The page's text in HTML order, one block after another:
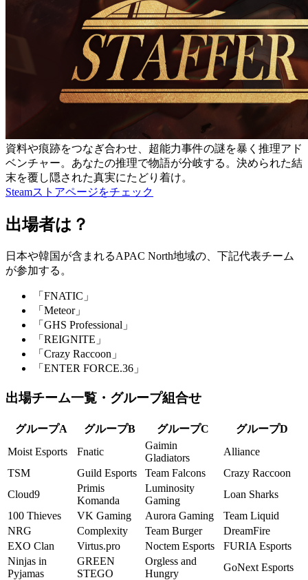
資料や痕跡をつなぎ合わせ、超能力事件の謎を暴く推理アド
ベンチャー。あなたの推理で物語が分岐する。決められた結
末を覆し隠された真実にたどり着け。
Steamストアページをチェック
出場者は？
日本や韓国が含まれるAPAC North地域の、下記代表チーム
が参加する。
「FNATIC」
「Meteor」
「GHS Professional」
「REIGNITE」
「Crazy Raccoon」
「ENTER FORCE.36」
出場チーム一覧・グループ組合せ
グループA グループB グループC
グループD
Moist Esports
Fnatic
Gaimin
Gladiators
Alliance
TSM
Guild Esports Team Falcons
Crazy Raccoon
Cloud9
Primis
Komanda
Luminosity
Gaming
Loan Sharks
100 Thieves
VK Gaming Aurora Gaming
Team Liquid
NRG
Complexity Team Burger
DreamFire
EXO Clan
Virtus.pro Noctem Esports
FURIA Esports
Ninjas in
Pyjamas
GREEN
STEGO
Orgless and
Hungry
GoNext Esports